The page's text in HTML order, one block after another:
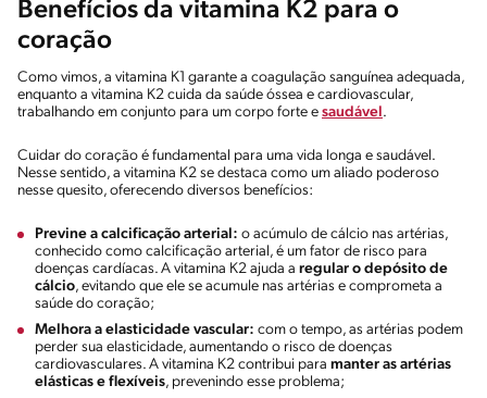
Benefícios da vitamina K2 para o
coração
Como vimos, a vitamina K1 garante a coagulação sanguínea adequada,
enquanto a vitamina K2 cuida da saúde óssea e cardiovascular,
trabalhando em conjunto para um corpo forte e saudável .
Cuidar do coração é fundamental para uma vida longa e saudável.
Nesse sentido, a vitamina K2 se destaca como um aliado poderoso
nesse quesito, oferecendo diversos benefícios:
Previne a calcificação arterial: o acúmulo de cálcio nas artérias,
conhecido como calcificação arterial, é um fator de risco para
doenças cardíacas. A vitamina K2 ajuda a regular o depósito de
cálcio, evitando que ele se acumule nas artérias e comprometa a
saúde do coração;
Melhora a elasticidade vascular: com o tempo, as artérias podem
perder sua elasticidade, aumentando o risco de doenças
cardiovasculares. A vitamina K2 contribui para manter as artérias
elásticas e flexíveis, prevenindo esse problema;